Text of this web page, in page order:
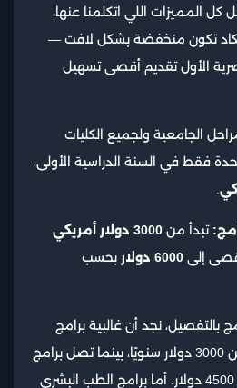
كل المميزات اللي اتكلمنا عنها،
تكون منخفضة بشكل لافت —
الأول تقديم أقصى تسهيل
الجامعية ولجميع الكليات
فقط في السنة الدراسية الأولى،
تبدأ من 3000 دولار أمريكي
إلى 6000 دولار
بحسب
بالتفصيل، نجد أن غالبية برامج
مرحلة البكالوريوس تبدأ من 3000 دولار سنويًا، بينما تصل برامج
الدراسات العليا إلى حوالي 4500 دولار. أما برامج الطب البشري